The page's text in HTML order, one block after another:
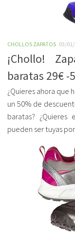
CHOLLOS ZAPATOS 03/
¡Chollo!
baratas 29€ -
¿Quieres ahora que
un 50% de
baratas? ¿Quieres
pueden ser tuyas